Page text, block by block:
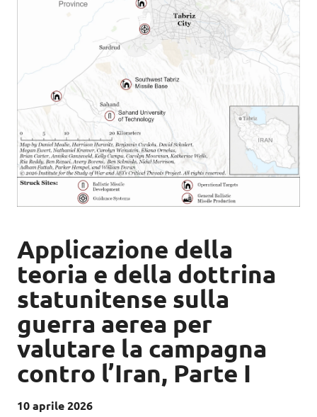
Applicazione della
teoria e della dottrina
statunitense sulla
guerra aerea per
valutare la campagna
contro l’Iran, Parte I
10 aprile 2026